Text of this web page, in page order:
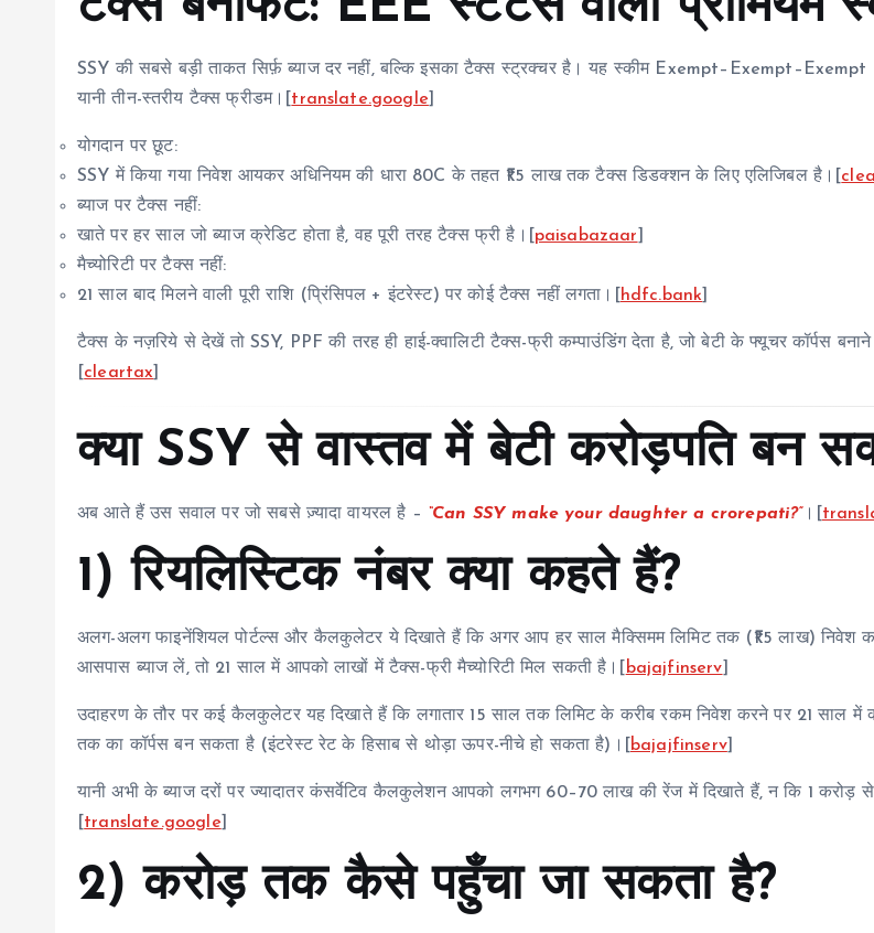
SSY की सबसे बड़ी ताकत सिर्फ़ ब्याज दर नहीं, बल्कि इसका टैक्स स्ट्रक्चर है। यह स्कीम
यानी तीन-स्तरीय टैक्स फ्रीडम।[ translate.google
योगदान पर छूट:
SSY में किया गया निवेश आयकर अधिनियम की धारा 80C के तहत ₹1.5 लाख तक टैक्स डिडक्शन के लिए एलिजिबल है।[
ब्याज पर टैक्स नहीं:
खाते पर हर साल जो ब्याज क्रेडिट होता है, वह पूरी तरह टैक्स फ्री है।[ paisabazaar
मैच्योरिटी पर टैक्स नहीं:
21 साल बाद मिलने वाली पूरी राशि (प्रिंसिपल + इंटरेस्ट) पर कोई टैक्स नहीं लगता।[
hdfc.bank
टैक्स के नज़रिये से देखें तो SSY, PPF की तरह ही हाई-क्वालिटी टैक्स-फ्री कम्पाउंडिंग देता है, जो बेटी के फ्यूचर कॉर्पस
cleartax
क्या SSY से वास्तव में बेटी करोड़पति बन
अब आते हैं उस सवाल पर जो सबसे ज़्यादा वायरल है – “Can SSY make your daughter a crorepati?”।[
1) रियलिस्टिक नंबर क्या कहते हैं?
अलग-अलग फाइनेंशियल पोर्टल्स और कैलकुलेटर ये दिखाते हैं कि अगर आप हर साल मैक्सिमम लिमिट तक (₹1.5 लाख)
आसपास ब्याज लें, तो 21 साल में आपको लाखों में टैक्स-फ्री मैच्योरिटी मिल सकती है।[
bajajfinserv
उदाहरण के तौर पर कई कैलकुलेटर यह दिखाते हैं कि लगातार 15 साल तक लिमिट के करीब रकम निवेश करने पर 21 साल में
तक का कॉर्पस बन सकता है (इंटरेस्ट रेट के हिसाब से थोड़ा ऊपर-नीचे हो सकता है)।[
bajajfinserv]
यानी अभी के ब्याज दरों पर ज्यादातर कंसर्वेटिव कैलकुलेशन आपको लगभग 60–70 लाख की रेंज में दिखाते हैं, न कि 1 करोड़
translate.google
2) करोड़ तक कैसे पहुँचा जा सकता है?